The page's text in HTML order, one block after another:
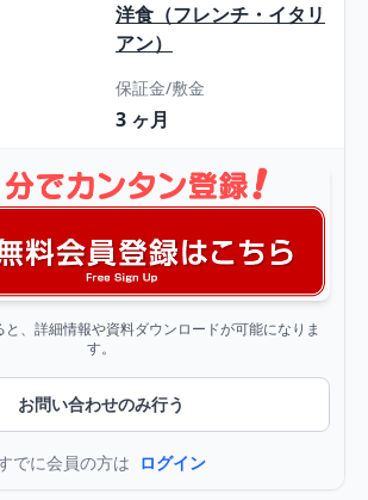
洋食（フレンチ・イタリ
アン）
保証金/敷金
3 ヶ月
、詳細情報や資料ダウンロードが可能になりま
す。
お問い合わせのみ行う
でに会員の方は ログイン